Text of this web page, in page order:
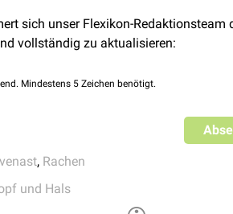
sich unser Flexikon-
vollständig zu aktualisieren:
Mindestens 5 Zeichen benötigt.
, Rachen
und Hals